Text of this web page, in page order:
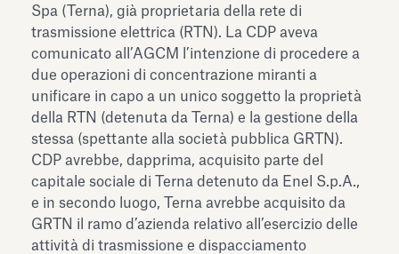
Spa (Terna), già proprietaria della rete di
trasmissione elettrica (RTN). La CDP aveva
comunicato all’AGCM l’intenzione di procedere a
due operazioni di concentrazione miranti a
unificare in capo a un unico soggetto la proprietà
della RTN (detenuta da Terna) e la gestione della
stessa (spettante alla società pubblica GRTN).
CDP avrebbe, dapprima, acquisito parte del
capitale sociale di Terna detenuto da Enel S.p.A.,
e in secondo luogo, Terna avrebbe acquisito da
GRTN il ramo d’azienda relativo all’esercizio delle
attività di trasmissione e dispacciamento